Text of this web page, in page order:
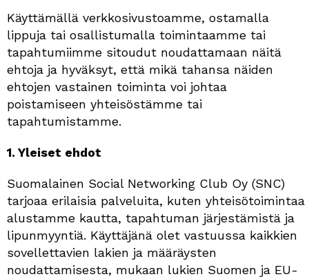
Käyttämällä verkkosivustoamme, ostamalla
lippuja tai osallistumalla toimintaamme tai
tapahtumiimme sitoudut noudattamaan näitä
ehtoja ja hyväksyt, että mikä tahansa näiden
ehtojen vastainen toiminta voi johtaa
poistamiseen yhteisöstämme tai
tapahtumistamme.
1. Yleiset ehdot
Suomalainen Social Networking Club Oy (SNC)
tarjoaa erilaisia ​​palveluita, kuten yhteisötoimintaa
alustamme kautta, tapahtuman järjestämistä ja
lipunmyyntiä. Käyttäjänä olet vastuussa kaikkien
sovellettavien lakien ja määräysten
noudattamisesta, mukaan lukien Suomen ja EU-